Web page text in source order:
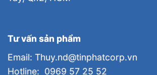
Tư vấn sản phẩm
Email: Thuy.nd@tinphatcorp.vn
Hotline: 0969 57 25 52